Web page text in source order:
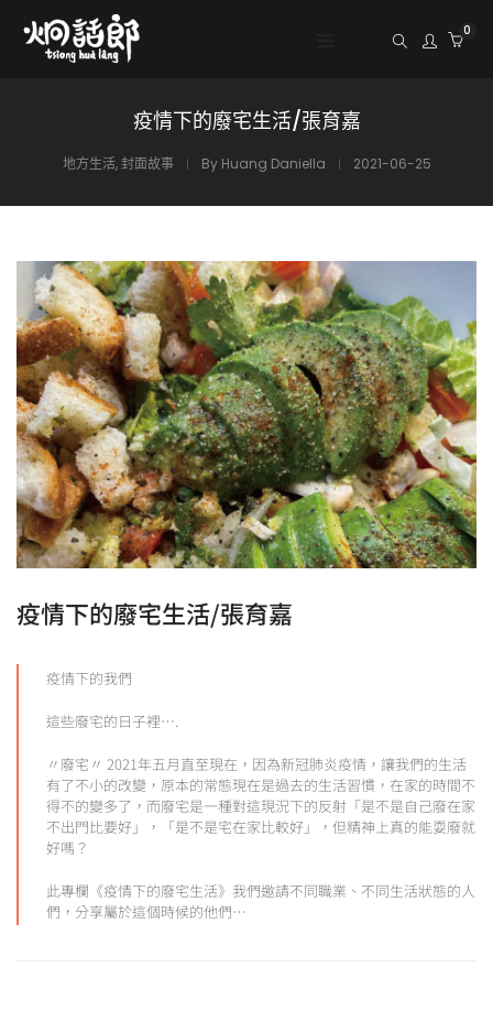
0
疫情下的廢宅生活/張育嘉
地方生活,封面故事 By Huang Daniella 2021-06-25
疫情下的廢宅生活/張育嘉
疫情下的我們
這些廢宅的日子裡….
〃廢宅〃 2021年五月直至現在，因為新冠肺炎疫情，讓我們的生活
有了不小的改變，原本的常態現在是過去的生活習慣，在家的時間不
得不的變多了，而廢宅是一種對這現況下的反射「是不是自己廢在家
不出門比要好」，「是不是宅在家比較好」，但精神上真的能耍廢就
好嗎？
此專欄《疫情下的廢宅生活》我們邀請不同職業、不同生活狀態的人
們，分享屬於這個時候的他們…